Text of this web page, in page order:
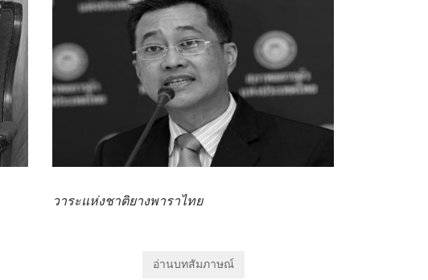
วาระแห่งชาติยางพาราไทย
อ่านบทสัมภาษณ์